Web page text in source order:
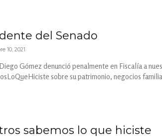
del Senado
10, 2021
Gómez denunció penalmente en Fiscalía a
sobre su patrimonio, negocios
sabemos lo que hiciste